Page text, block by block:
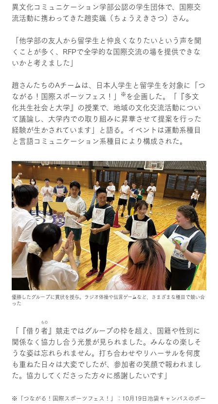
異文化コミュニケーション学部公認の学生団体で、国際交
流活動に携わってきた趙奕颯（ちょうえきさつ）さん。
「他学部の友人から留学生と仲良くなりたいという声を聞
くことが多く、RFPで全学的な国際交流の場を提供できな
いかと考えました」
趙さんたちのAチームは、日本人学生と留学生を対象に「つ
ながる！国際スポーツフェス！」
※を企画した。「『多文
化共生社会と大学』の授業で、地域の文化交流活動につい
て議論し、大学内での取り組みに昇華させて提案を行った
経験が生かされています」と語る。イベントは運動系種目
と言語コミュニケーション系種目により構成された。
優勝したグループに賞状を授与。ラジオ体操や伝言ゲームなど、さまざまな種目で競い合
った
「『借り 者
もの
』競走ではグループの枠を超え、国籍や性別に
関係なく協力し合う光景が見られました。みんなの楽しそ
うな姿は忘れられません。打ち合わせやリハーサルを何度
も重ねた日々は大変でしたが、参加者の笑顔で報われまし
た。協力してくださった方々に感謝したいです」
※「つながる！国際スポーツフェス！」：10月19日池袋キャンパスのポー